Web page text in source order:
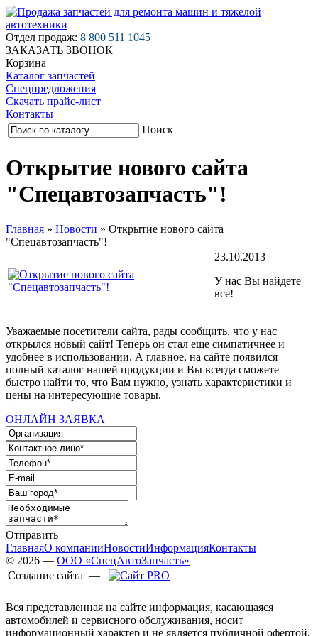
Отдел продаж: 8 800 511 1045
ЗАКАЗАТЬ ЗВОНОК
Корзина
Каталог запчастей
Спецпредложения
Скачать прайс-лист
Контакты
Поиск
Открытие нового сайта
"Спецавтозапчасть"!
Главная » Новости » Открытие нового сайта
"Спецавтозапчасть"!
23.10.2013
У нас Вы найдете
все!
Уважаемые посетители сайта, рады сообщить, что у нас
открылся новый сайт! Теперь он стал еще симпатичнее и
удобнее в использовании. А главное, на сайте появился
полный каталог нашей продукции и Вы всегда сможете
быстро найти то, что Вам нужно, узнать характеристики и
цены на интересующие товары.
ОНЛАЙН ЗАЯВКА
Отправить
ГлавнаяО компанииНовостиИнформацияКонтакты
© 2026 — ООО «СпецАвтоЗапчасть»
Создание сайта —
Вся представленная на сайте информация, касающаяся
автомобилей и сервисного обслуживания, носит
информационный характер и не является публичной офертой,